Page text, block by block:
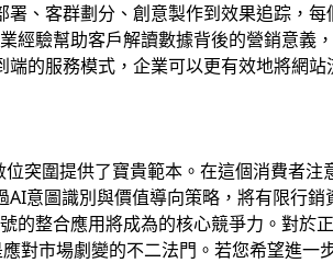
、客群劃分、創意製作到效果追踪，
經驗幫助客戶解讀數據背後的營銷意義
的服務模式，企業可以更有效地將網
突圍提供了寶貴範本。在這個消費者
意圖識別與價值導向策略，將有限行銷
整合應用將成為的核心競爭力。對於
對市場劇變的不二法門。若您希望進一